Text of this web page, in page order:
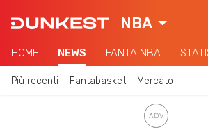
NBA
HOME NEWS FANTA NBA
Più recenti Fantabasket Mercato